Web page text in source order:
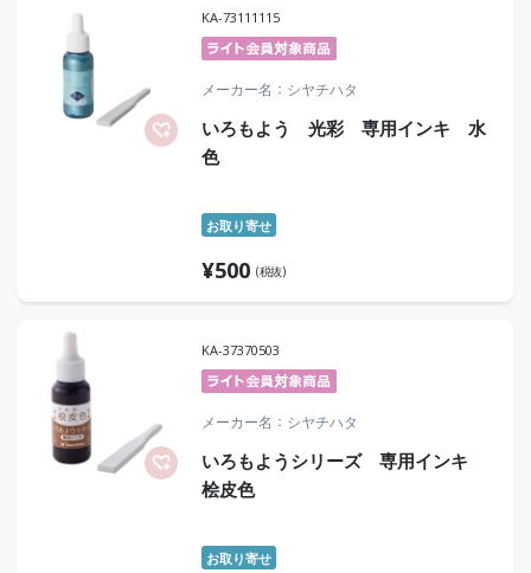
KA-73111115
メーカー名 シヤチハタ
いろもよう 光彩 専用インキ 水
色
お取り寄せ
¥500 (税抜)
KA-37370503
メーカー名 シヤチハタ
いろもようシリーズ 専用インキ
桧皮色
お取り寄せ